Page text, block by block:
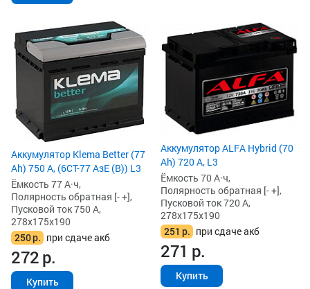
Аккумулятор Klema Better (77
Ah) 750 А, (6СТ-77 АзЕ (B)) L3
Ёмкость 77 А·ч,
Полярность обратная [- +],
Пусковой ток 750 А,
278x175x190
250р. при сдаче акб
272р.
Купить
Аккумулятор ALFA Hybrid (70
Ah) 720 А, L3
Ёмкость 70 А·ч,
Полярность обратная [- +],
Пусковой ток 720 А,
278x175x190
251 р. при сдаче акб
271 р.
Купить